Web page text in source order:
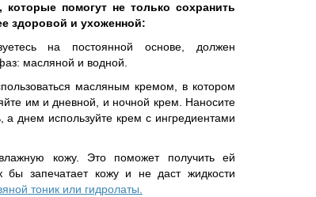
помогут не только сохранить
здоровой и ухоженной:
на постоянной основе, должен
масляной и водной.
масляным кремом, в котором
им и дневной, и ночной крем. Наносите
а днем используйте крем с ингредиентами
кожу. Это поможет получить ей
бы запечатает кожу и не даст жидкости
тоник или гидролаты.